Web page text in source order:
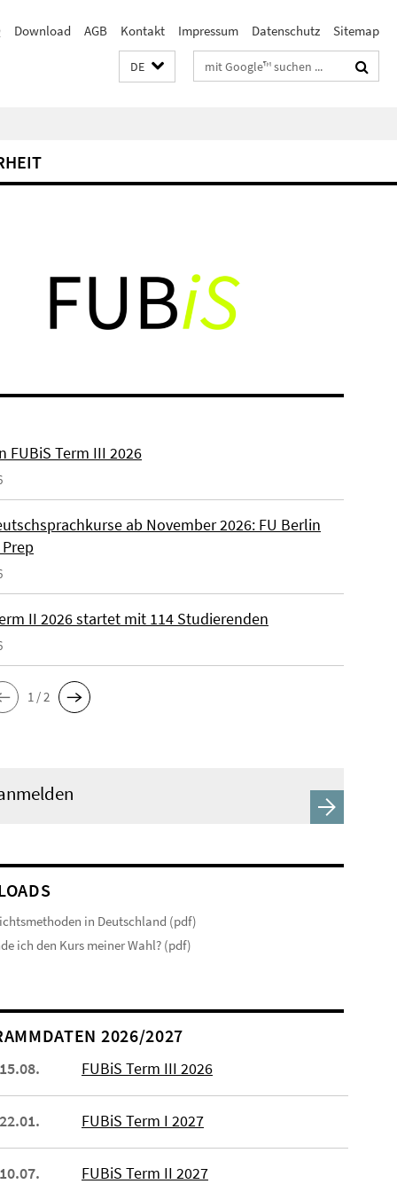
Download AGB Kontakt Impressum Datenschutz Sitemap
DE Suchbegriffe
FUBiS Term III 2026
ab November 2026: FU Berlin
II 2026 startet mit 114 Studierenden
1 / 2
in Deutschland (pdf)
ich den Kurs meiner Wahl? (pdf)
2026/2027
FUBiS Term III 2026
FUBiS Term I 2027
FUBiS Term II 2027